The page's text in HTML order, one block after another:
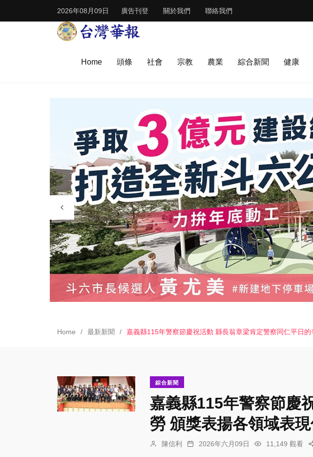
2026年08月09日 廣告刊登 關於我們 聯絡我們
Home 頭條 社會 宗教 農業 綜合新聞 健康
Home 最新新聞 嘉義縣115年警察節慶祝活動 縣長翁章梁肯定警察同仁平日
綜合新聞
嘉義縣115年警察節慶
勞 頒獎表揚各領域表
陳信利 2026年六月09日 11,149 觀看